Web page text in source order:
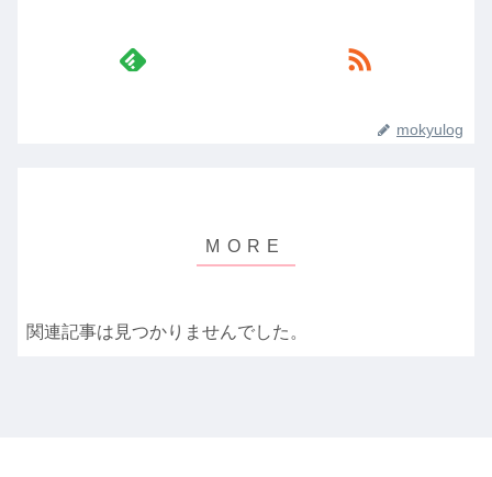
mokyulog
関連記事は見つかりませんでした。